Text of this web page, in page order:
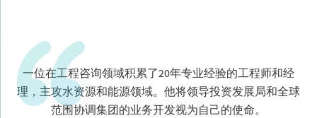
一位在工程咨询领域积累了20年专业经验的工程师和经
理，主攻水资源和能源领域。他将领导投资发展局和全球
范围协调集团的业务开发视为自己的使命。